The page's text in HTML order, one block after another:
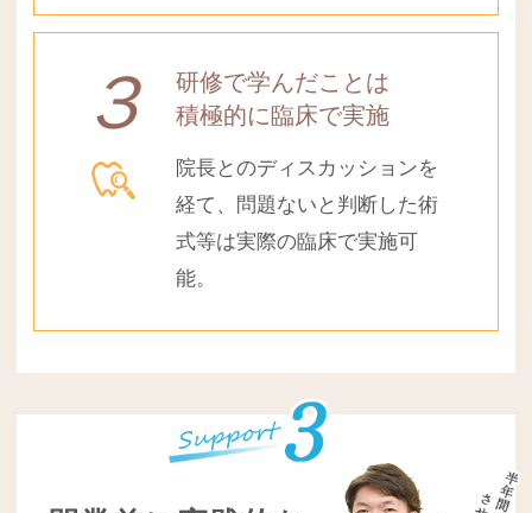
３
研修で学んだことは
積極的に臨床で実施
院長とのディスカッションを
経て、問題ないと判断した術
式等は実際の臨床で実施可
能。